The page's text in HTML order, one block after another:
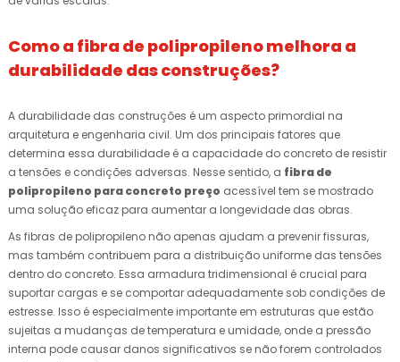
Como a fibra de polipropileno melhora a
durabilidade das construções?
A durabilidade das construções é um aspecto primordial na
arquitetura e engenharia civil. Um dos principais fatores que
determina essa durabilidade é a capacidade do concreto de resistir
a tensões e condições adversas. Nesse sentido, a fibra de
polipropileno para concreto preço acessível tem se mostrado
uma solução eficaz para aumentar a longevidade das obras.
As fibras de polipropileno não apenas ajudam a prevenir fissuras,
mas também contribuem para a distribuição uniforme das tensões
dentro do concreto. Essa armadura tridimensional é crucial para
suportar cargas e se comportar adequadamente sob condições de
estresse. Isso é especialmente importante em estruturas que estão
sujeitas a mudanças de temperatura e umidade, onde a pressão
interna pode causar danos significativos se não forem controlados